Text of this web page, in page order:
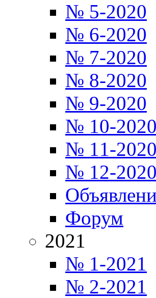
№ 5-2020
№ 6-2020
№ 7-2020
№ 8-2020
№ 9-2020
№ 10-2020
№ 11-2020
№ 12-2020
Форум
2021
№ 1-2021
№ 2-2021